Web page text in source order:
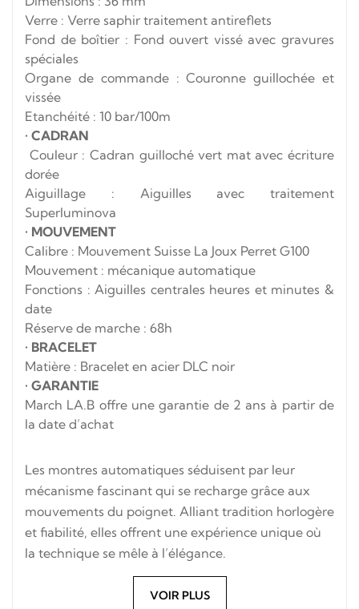
Verre : Verre saphir traitement antireflets
Fond de boîtier : Fond ouvert vissé avec gravures
spéciales
Organe de commande : Couronne guillochée et
vissée
Etanchéité : 10 bar/100m
• CADRAN
Couleur : Cadran guilloché vert mat avec écriture
dorée
Aiguillage : Aiguilles avec traitement
Superluminova
• MOUVEMENT
Calibre : Mouvement Suisse La Joux Perret G100
Mouvement : mécanique automatique
Fonctions : Aiguilles centrales heures et minutes &
date
Réserve de marche : 68h
• BRACELET
Matière : Bracelet en acier DLC noir
• GARANTIE
March LA.B offre une garantie de 2 ans à partir de
la date d’achat
Les montres automatiques séduisent par leur
mécanisme fascinant qui se recharge grâce aux
mouvements du poignet. Alliant tradition horlogère
et fiabilité, elles offrent une expérience unique où
la technique se mêle à l’élégance.
VOIR PLUS